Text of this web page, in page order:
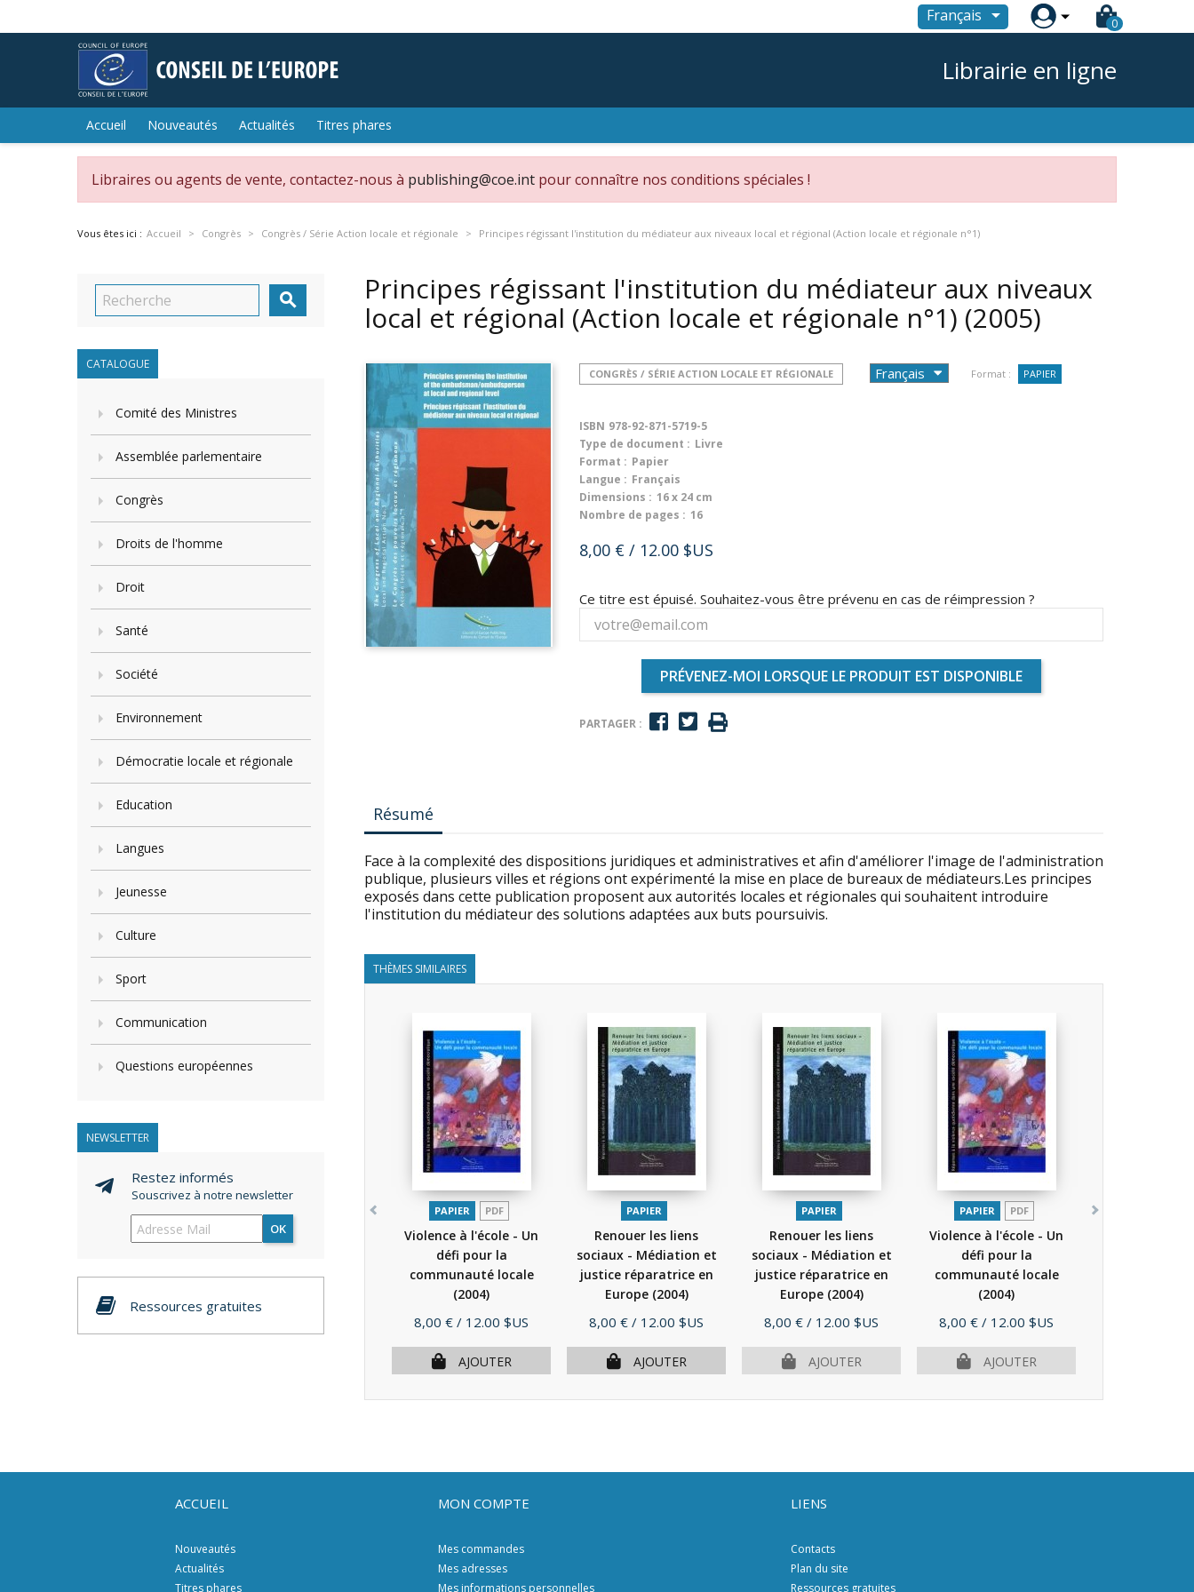
Français  0
Librairie en ligne
Accueil Nouveautés Actualités Titres phares
Libraires ou agents de vente, contactez-nous à publishing@coe.int pour connaître nos conditions spéciales !
Vous êtes ici : Accueil Congrès Congrès / Série Action locale et régionale Principes régissant l'institution du médiateur aux niveaux local et régional (Action locale et régionale n°1)

CATALOGUE
Comité des Ministres
Assemblée parlementaire
Congrès
Droits de l'homme
Droit
Santé
Société
Environnement
Démocratie locale et régionale
Education
Langues
Jeunesse
Culture
Sport
Communication
Questions européennes
NEWSLETTER
Restez informés
Souscrivez à notre newsletter
OK
Ressources gratuites
Principes régissant l'institution du médiateur aux niveaux
local et régional (Action locale et régionale n°1) (2005)
CONGRÈS / SÉRIE ACTION LOCALE ET RÉGIONALE Format : PAPIER
ISBN 978-92-871-5719-5
Type de document : Livre
Format : Papier
Langue : Français
Dimensions : 16 x 24 cm
Nombre de pages : 16
8,00 € / 12.00 $US
Ce titre est épuisé. Souhaitez-vous être prévenu en cas de réimpression ?
PRÉVENEZ-MOI LORSQUE LE PRODUIT EST DISPONIBLE
PARTAGER :
Résumé
Face à la complexité des dispositions juridiques et administratives et afin d'améliorer l'image de l'administration
publique, plusieurs villes et régions ont expérimenté la mise en place de bureaux de médiateurs.Les principes
exposés dans cette publication proposent aux autorités locales et régionales qui souhaitent introduire
l'institution du médiateur des solutions adaptées aux buts poursuivis.
THÈMES SIMILAIRES
PAPIER PDF
Violence à l'école - Un
défi pour la
communauté locale
(2004)
Prix
8,00 € / 12.00 $US
AJOUTER
PAPIER
Renouer les liens
sociaux - Médiation et
justice réparatrice en
Europe (2004)
Prix
8,00 € / 12.00 $US
AJOUTER
PAPIER
Renouer les liens
sociaux - Médiation et
justice réparatrice en
Europe (2004)
Prix
8,00 € / 12.00 $US
AJOUTER
PAPIER PDF
Violence à l'école - Un
défi pour la
communauté locale
(2004)
Prix
8,00 € / 12.00 $US
AJOUTER
ACCUEIL
Nouveautés
Actualités
Titres phares
MON COMPTE
Mes commandes
Mes adresses
Mes informations personnelles
LIENS
Contacts
Plan du site
Ressources gratuites